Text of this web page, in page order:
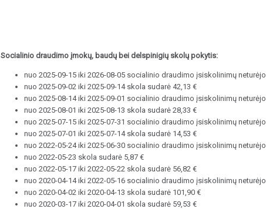
Socialinio draudimo įmokų, baudų bei delspinigių skolų pokytis:
nuo 2025-09-15 iki 2026-08-05 socialinio draudimo įsiskolinimų neturėjo.
nuo 2025-09-02 iki 2025-09-14 skola sudarė 42,13 €
nuo 2025-08-14 iki 2025-09-01 socialinio draudimo įsiskolinimų neturėjo.
nuo 2025-08-01 iki 2025-08-13 skola sudarė 28,33 €
nuo 2025-07-15 iki 2025-07-31 socialinio draudimo įsiskolinimų neturėjo.
nuo 2025-07-01 iki 2025-07-14 skola sudarė 14,53 €
nuo 2022-05-24 iki 2025-06-30 socialinio draudimo įsiskolinimų neturėjo.
nuo 2022-05-23 skola sudarė 5,87 €
nuo 2022-05-17 iki 2022-05-22 skola sudarė 56,82 €
nuo 2020-04-14 iki 2022-05-16 socialinio draudimo įsiskolinimų neturėjo.
nuo 2020-04-02 iki 2020-04-13 skola sudarė 101,90 €
nuo 2020-03-17 iki 2020-04-01 skola sudarė 59,53 €